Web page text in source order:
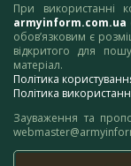
При використанні
armyinform.com.ua
обов’язковим є
відкритого для
матеріал.
Політика
Політика
Зауваження та